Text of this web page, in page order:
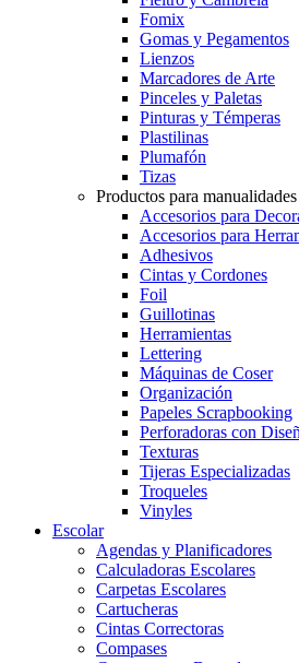
Fomix
Gomas y Pegamentos
Lienzos
Marcadores de Arte
Pinceles y Paletas
Pinturas y Témperas
Plastilinas
Plumafón
Tizas
Productos para manualidades
Accesorios para
Accesorios para
Adhesivos
Cintas y Cordones
Foil
Guillotinas
Herramientas
Lettering
Máquinas de Coser
Organización
Papeles Scrapbooking
Perforadoras con
Texturas
Tijeras Especializadas
Troqueles
Vinyles
Escolar
Agendas y Planificadores
Calculadoras Escolares
Carpetas Escolares
Cartucheras
Cintas Correctoras
Compases